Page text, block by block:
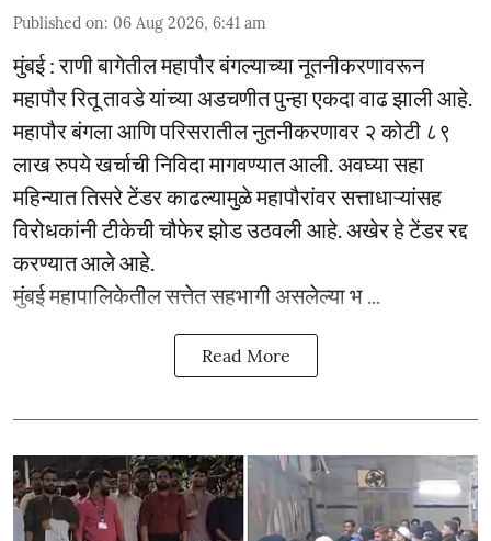
Published on: 06 Aug 2026, 6:41 am
मुंबई : राणी बागेतील महापौर बंगल्याच्या नूतनीकरणावरून
महापौर रितू तावडे यांच्या अडचणीत पुन्हा एकदा वाढ झाली आहे.
महापौर बंगला आणि परिसरातील नुतनीकरणावर २ कोटी ८९
लाख रुपये खर्चाची निविदा मागवण्यात आली. अवघ्या सहा
महिन्यात तिसरे टेंडर काढल्यामुळे महापौरांवर सत्ताधाऱ्यांसह
विरोधकांनी टीकेची चौफेर झोड उठवली आहे. अखेर हे टेंडर रद्द
करण्यात आले आहे.
मुंबई महापालिकेतील सत्तेत सहभागी असलेल्या भ ...
Read More